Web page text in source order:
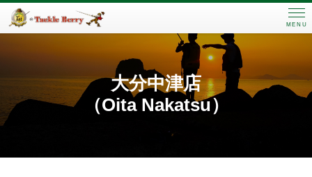
MENU
大分中津店
（Oita Nakatsu）